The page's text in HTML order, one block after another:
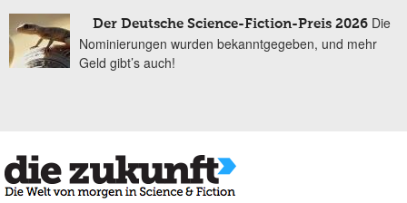
Der Deutsche Science-Fiction-Preis 2026 Die
Nominierungen wurden bekanntgegeben, und mehr
Geld gibt’s auch!